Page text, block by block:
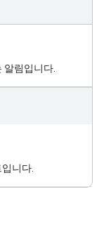
알림입니다.
니다.